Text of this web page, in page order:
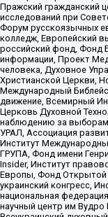
Пражский гражданский
исследований при
Форум русскоязычных
колледж, Европейский
российский фонд, Фонд
информации, Проект
человека, Духовное
Христианской Церкви,
Международный
движение, Всемирный
Церковь Духовной
наблюдению за
УРАЛ, Ассоциация
Институт
ГРУПА, Фонд имени
Insider, Институт
Европы, Фонд Открытой
украинский конгресс,
национальная
научный центр им Вудро